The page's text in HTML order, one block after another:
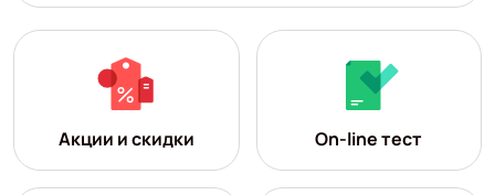
Акции и скидки On-line тест